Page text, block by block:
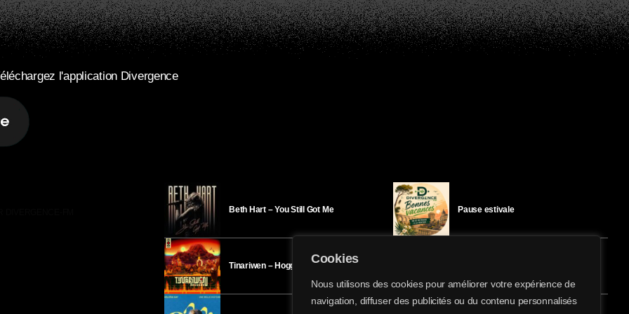
Cookies
Nous utilisons des cookies pour améliorer votre expérience de
navigation, diffuser des publicités ou du contenu personnalisés
share
email
l'application Divergence
Beth Hart – You Still Got Me
Tinariwen – Hoggar
Pause estivale